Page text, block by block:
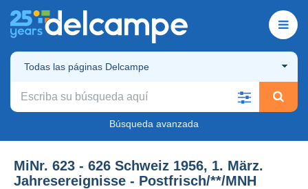
Todas las páginas Delcampe
Búsqueda avanzada
MiNr. 623 - 626 Schweiz 1956, 1. März.
Jahresereignisse - Postfrisch/**/MNH